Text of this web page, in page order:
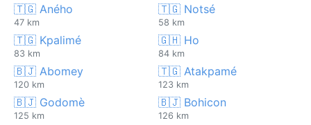
🇹🇬 Aného
47 km
🇹🇬 Notsé
58 km
🇹🇬 Kpalimé
83 km
🇬🇭 Ho
84 km
🇧🇯 Abomey
120 km
🇹🇬 Atakpamé
123 km
🇧🇯 Godomè
125 km
🇧🇯 Bohicon
126 km